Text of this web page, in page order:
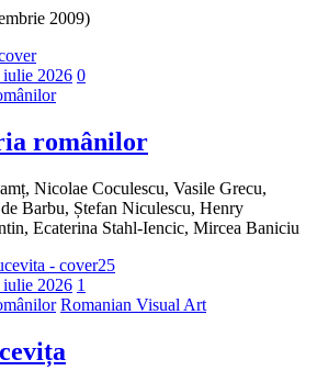
2009)
iulie 2026 Număr
0
românilor
Nicolae Coculescu, Vasile Grecu,
Barbu, Ștefan Niculescu, Henry
Ecaterina Stahl-Iencic, Mircea Baniciu
iulie 2026 1
Romanian Visual Art